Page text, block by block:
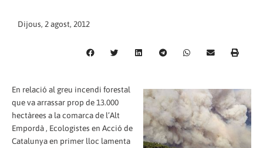
Dijous, 2 agost, 2012
En relació al greu incendi forestal
que va arrassar prop de 13.000
hectàrees a la comarca de l’Alt
Empordà , Ecologistes en Acció de
Catalunya en primer lloc lamenta